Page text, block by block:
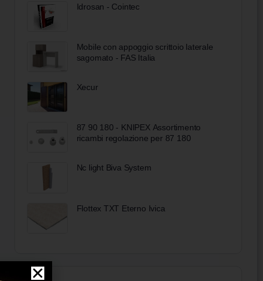
Idrosan - Cointec
Mobile con appoggio scrittoio laterale
sagomato - FAS Italia
Xecur
87 90 180 - KNIPEX Assortimento
ricambi regolazione per 87 180
Nc light Biva System
Flottex TXT Eterno Ivica